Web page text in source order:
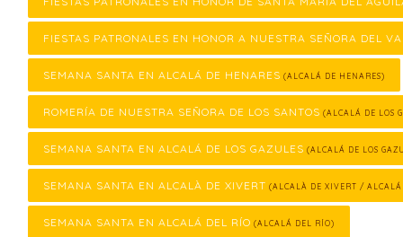
FIESTAS PATRONALES EN HONOR A NUESTRA SEÑORA DEL
SEMANA SANTA EN ALCALÁ DE HENARES (ALCALÁ DE HENARES)
ROMERÍA DE NUESTRA SEÑORA DE LOS SANTOS (ALCALÁ DE LOS
SEMANA SANTA EN ALCALÁ DE LOS GAZULES (ALCALÁ DE LOS
SEMANA SANTA EN ALCALÀ DE XIVERT (ALCALÀ DE XIVERT /
SEMANA SANTA EN ALCALÁ DEL RÍO (ALCALÁ DEL RÍO)